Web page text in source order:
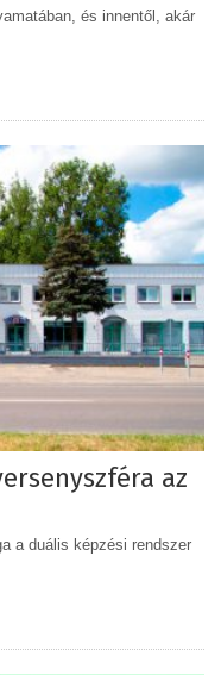
és innentől, akár
az
a duális képzési rendszer